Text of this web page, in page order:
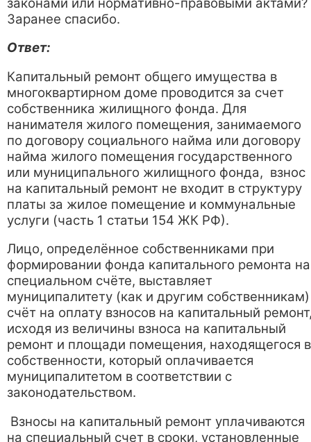
Заранее спасибо.
Ответ:
Капитальный ремонт общего имущества в
многоквартирном доме проводится за счет
собственника жилищного фонда. Для
нанимателя жилого помещения, занимаемого
по договору социального найма или договору
найма жилого помещения государственного
или муниципального жилищного фонда, взнос
на капитальный ремонт не входит в структуру
платы за жилое помещение и коммунальные
услуги (часть 1 статьи 154 ЖК РФ).
Лицо, определённое собственниками при
формировании фонда капитального ремонта на
специальном счёте, выставляет
муниципалитету (как и другим собственникам)
счёт на оплату взносов на капитальный
исходя из величины взноса на капитальный
ремонт и площади помещения, находящегося в
собственности, который оплачивается
муниципалитетом в соответствии с
законодательством.
Взносы на капитальный ремонт уплачиваются
на специальный счет в сроки, установленные